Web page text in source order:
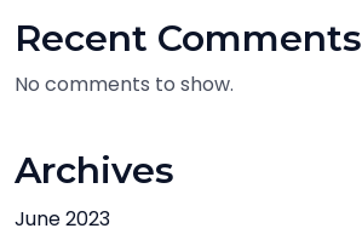
Recent Comments
No comments to show.
Archives
June 2023